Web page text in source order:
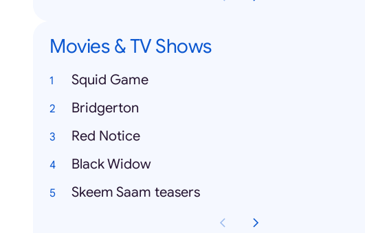
Movies & TV Shows
Squid Game
Bridgerton
Red Notice
Black Widow
Skeem Saam teasers